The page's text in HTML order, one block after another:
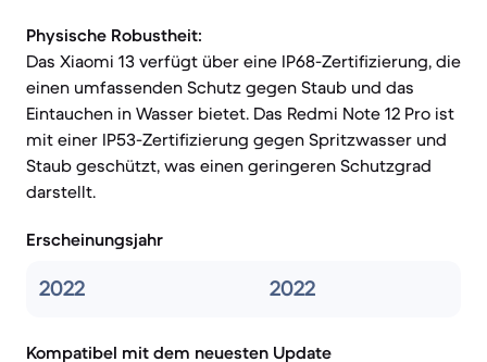
Physische Robustheit:
Das Xiaomi 13 verfügt über eine IP68-Zertifizierung, die
einen umfassenden Schutz gegen Staub und das
Eintauchen in Wasser bietet. Das Redmi Note 12 Pro ist
mit einer IP53-Zertifizierung gegen Spritzwasser und
Staub geschützt, was einen geringeren Schutzgrad
darstellt.
Erscheinungsjahr
2022 2022
Kompatibel mit dem neuesten Update